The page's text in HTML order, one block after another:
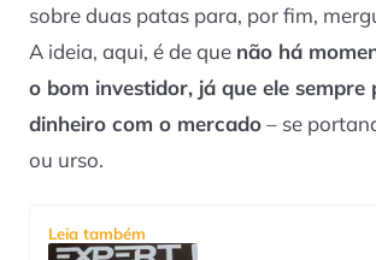
sobre duas patas para, por fim,
A ideia, aqui, é de que não há
o bom investidor, já que ele sempre
dinheiro com o mercado– se
ou urso.
Leia também